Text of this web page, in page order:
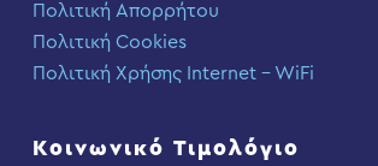
Πολιτική Απορρήτου
Πολιτική Cookies
Πολιτική Χρήσης Internet – WiFi
Κοινωνικό Τιμολόγιο